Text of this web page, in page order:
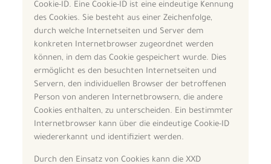
Cookie-ID. Eine Cookie-ID ist eine eindeutige Kennung
des Cookies. Sie besteht aus einer Zeichenfolge,
durch welche Internetseiten und Server dem
konkreten Internetbrowser zugeordnet werden
können, in dem das Cookie gespeichert wurde. Dies
ermöglicht es den besuchten Internetseiten und
Servern, den individuellen Browser der betroffenen
Person von anderen Internetbrowsern, die andere
Cookies enthalten, zu unterscheiden. Ein bestimmter
Internetbrowser kann über die eindeutige Cookie-ID
wiedererkannt und identifiziert werden.
Durch den Einsatz von Cookies kann die XXD